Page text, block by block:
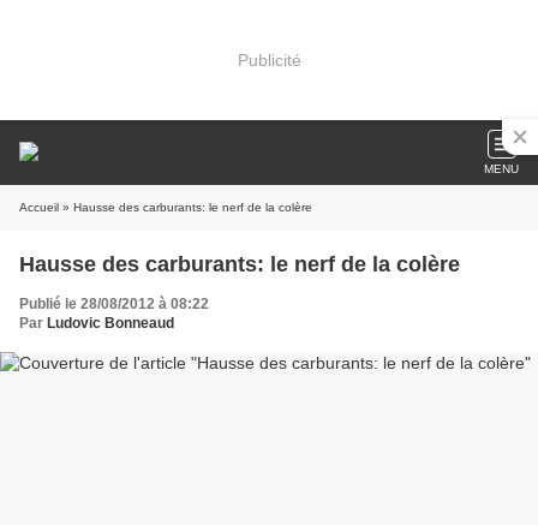
Publicité
MENU
Accueil » Hausse des carburants: le nerf de la colère
Hausse des carburants: le nerf de la colère
Publié le 28/08/2012 à 08:22
Par Ludovic Bonneaud